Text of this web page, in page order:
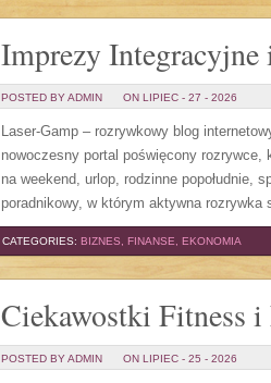
Imprezy
POSTED BY ADMIN ON LIPIEC - 27 - 2026
Laser-Gamp – rozrywkowy blog
nowoczesny portal poświęcony
na weekend, urlop, rodzinne popołudnie,
poradnikowy, w którym aktywna rozrywka
CATEGORIES: BIZNES, FINANSE, EKONOMIA
Ciekawostki Fitness
POSTED BY ADMIN ON LIPIEC - 25 - 2026